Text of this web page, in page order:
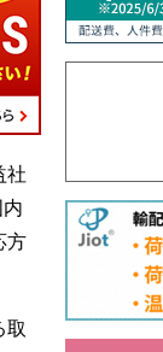
社
方
取